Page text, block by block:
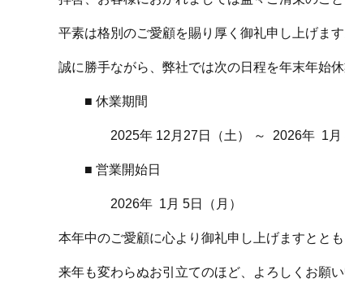
平素は格別のご愛顧を賜り厚く御礼申し上げます
誠に勝手ながら、弊社では次の日程を年末年始
■ 休業期間
2025年 12月27日（土） ～ 2026年 1月
■ 営業開始日
2026年 1月 5日（月）
本年中のご愛顧に心より御礼申し上げますととも
来年も変わらぬお引立てのほど